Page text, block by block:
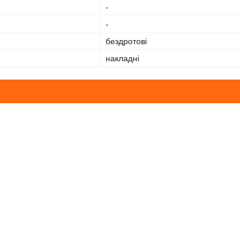
-
-
бездротові
накладні